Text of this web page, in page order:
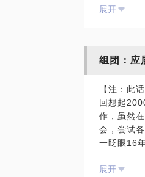
本课题为
对目标的
.......
时间放在
在海外工
去一年多
业战略到
您：
梳理企业
展开
组团：应
【注：此
回想起
作，虽然
会，尝试
一眨眼16
接触应届
展开